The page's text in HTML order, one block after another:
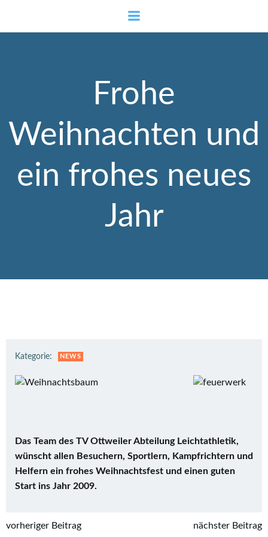
Inhalt
springen
Frohe
Weihnachten und
ein frohes neues
Jahr
Kategorie: NEWS
Das Team des TV Ottweiler Abteilung Leichtathletik,
wünscht allen Besuchern, Sportlern, Kampfrichtern und
Helfern ein frohes Weihnachtsfest und einen guten
Start ins Jahr 2009.
Post
vorheriger Beitrag nächster Beitrag